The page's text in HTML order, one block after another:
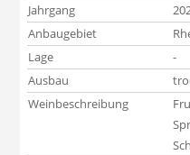
Jahrgang
Anbaugebiet
Lage
-
Ausbau
Weinbeschreibung